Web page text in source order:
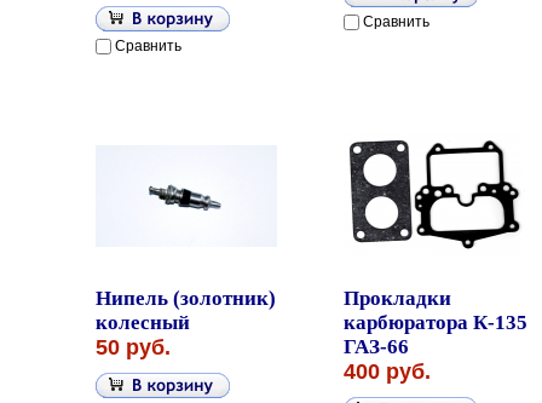
Сравнить
Сравнить
Нипель (золотник)
колесный
50 руб.
Прокладки
карбюратора К-135
ГАЗ-66
400 руб.